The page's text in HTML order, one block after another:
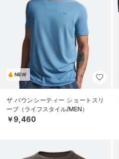
NEW
ザ バウンシーティー ショートスリ
ーブ（ライフスタイル/MEN）
￥9,460